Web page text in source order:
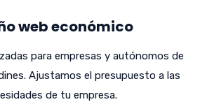
web económico
para empresas y autónomos de
Ajustamos el presupuesto a las
de tu empresa.